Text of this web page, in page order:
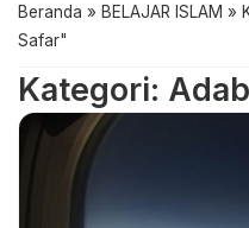
Beranda » BELAJAR ISLAM »
Safar"
Kategori: